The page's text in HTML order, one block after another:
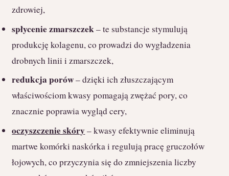
zdrowiej,
spłycenie zmarszczek– te substancje stymulują
produkcję kolagenu, co prowadzi do wygładzenia
drobnych linii i zmarszczek,
redukcja porów– dzięki ich złuszczającym
właściwościom kwasy pomagają zwężać pory, co
znacznie poprawia wygląd cery,
oczyszczenie skóry– kwasy efektywnie eliminują
martwe komórki naskórka i regulują pracę gruczołów
łojowych, co przyczynia się do zmniejszenia liczby